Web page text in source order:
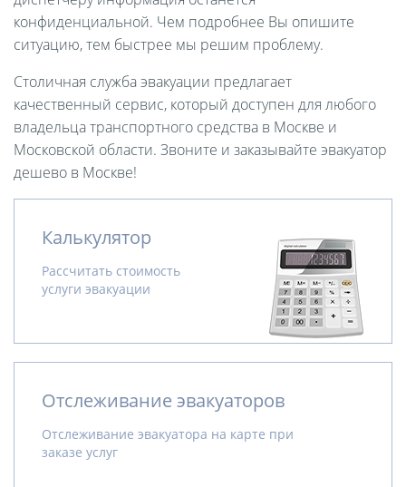
конфиденциальной. Чем подробнее Вы опишите
ситуацию, тем быстрее мы решим проблему.
Столичная служба эвакуации предлагает
качественный сервис, который доступен для любого
владельца транспортного средства в Москве и
Московской области. Звоните и заказывайте эвакуатор
дешево в Москве!
Калькулятор
Рассчитать стоимость
услуги эвакуации
Отслеживание эвакуаторов
Отслеживание эвакуатора на карте при
заказе услуг